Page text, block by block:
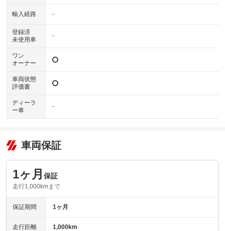
輸入経路 -
登録済
未使用車
-
ワン
オーナー
車両状態
評価書
ディーラ
ー車
-
車両保証
1ヶ月 保証
走行1,000kmまで
保証期間 1ヶ月
走行距離 1,000km